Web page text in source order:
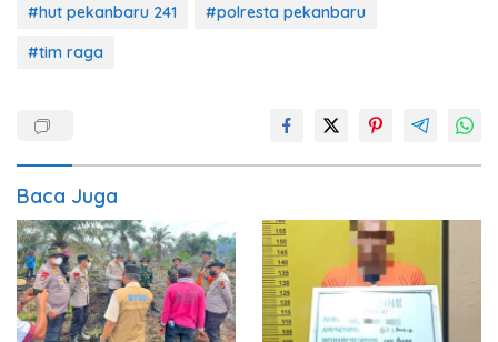
#hut pekanbaru 241
#polresta pekanbaru
#tim raga
Baca Juga